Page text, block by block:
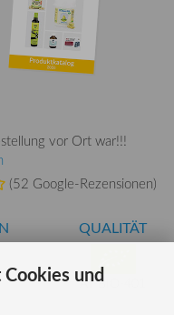
vor Ort war!!!
(52 Google-Rezensionen)
QUALITÄT
AT-BIO-401
und